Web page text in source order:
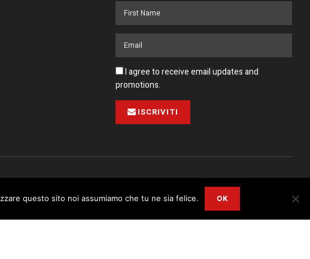
I agree to receive email updates and
promotions.
ISCRIVITI
Pubblicità Collabora con noi Contatto Privacy Policy
Visit ourPrivacy and Cookie Policy. I Agree
questo sito noi assumiamo che tu ne sia felice. OK